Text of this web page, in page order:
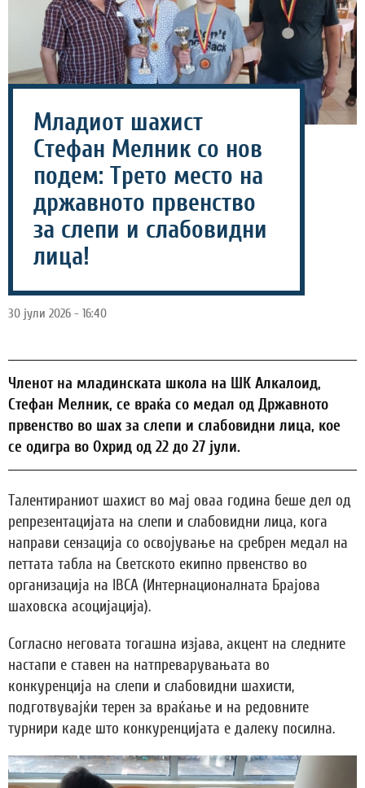
Младиот шахист
Стефан Мелник со нов
подем: Трето место на
државното првенство
за слепи и слабовидни
лица!
30 јули 2026 - 16:40
Членот на младинската школа на ШК Алкалоид,
Стефан Мелник, се враќа со медал од Државното
првенство во шах за слепи и слабовидни лица, кое
се одигра во Охрид од 22 до 27 јули.
Талентираниот шахист во мај оваа година беше дел од
репрезентацијата на слепи и слабовидни лица, кога
направи сензација со освојување на сребрен медал на
петтата табла на Светското екипно првенство во
организација на IBCA (Интернационалната Брајова
шаховска асоцијација).
Согласно неговата тогашна изјава, акцент на следните
настапи е ставен на натпреварувањата во
конкуренција на слепи и слабовидни шахисти,
подготвувајќи терен за враќање и на редовните
турнири каде што конкуренцијата е далеку посилна.